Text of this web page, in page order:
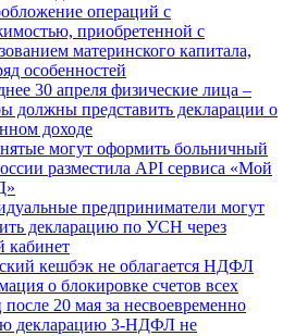
операций с
приобретенной с
материнского капитала,
особенностей
30 апреля физические лица –
должны представить декларации о
доходе
могут оформить больничный
разместила API сервиса «Мой
предприниматели могут
декларацию по УСН через
кабинет
кешбэк не облагается НДФЛ
о блокировке счетов всех
20 мая за несвоевременно
декларацию 3-НДФЛ не